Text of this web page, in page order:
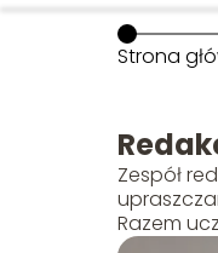
Strona
Zespół
Razem